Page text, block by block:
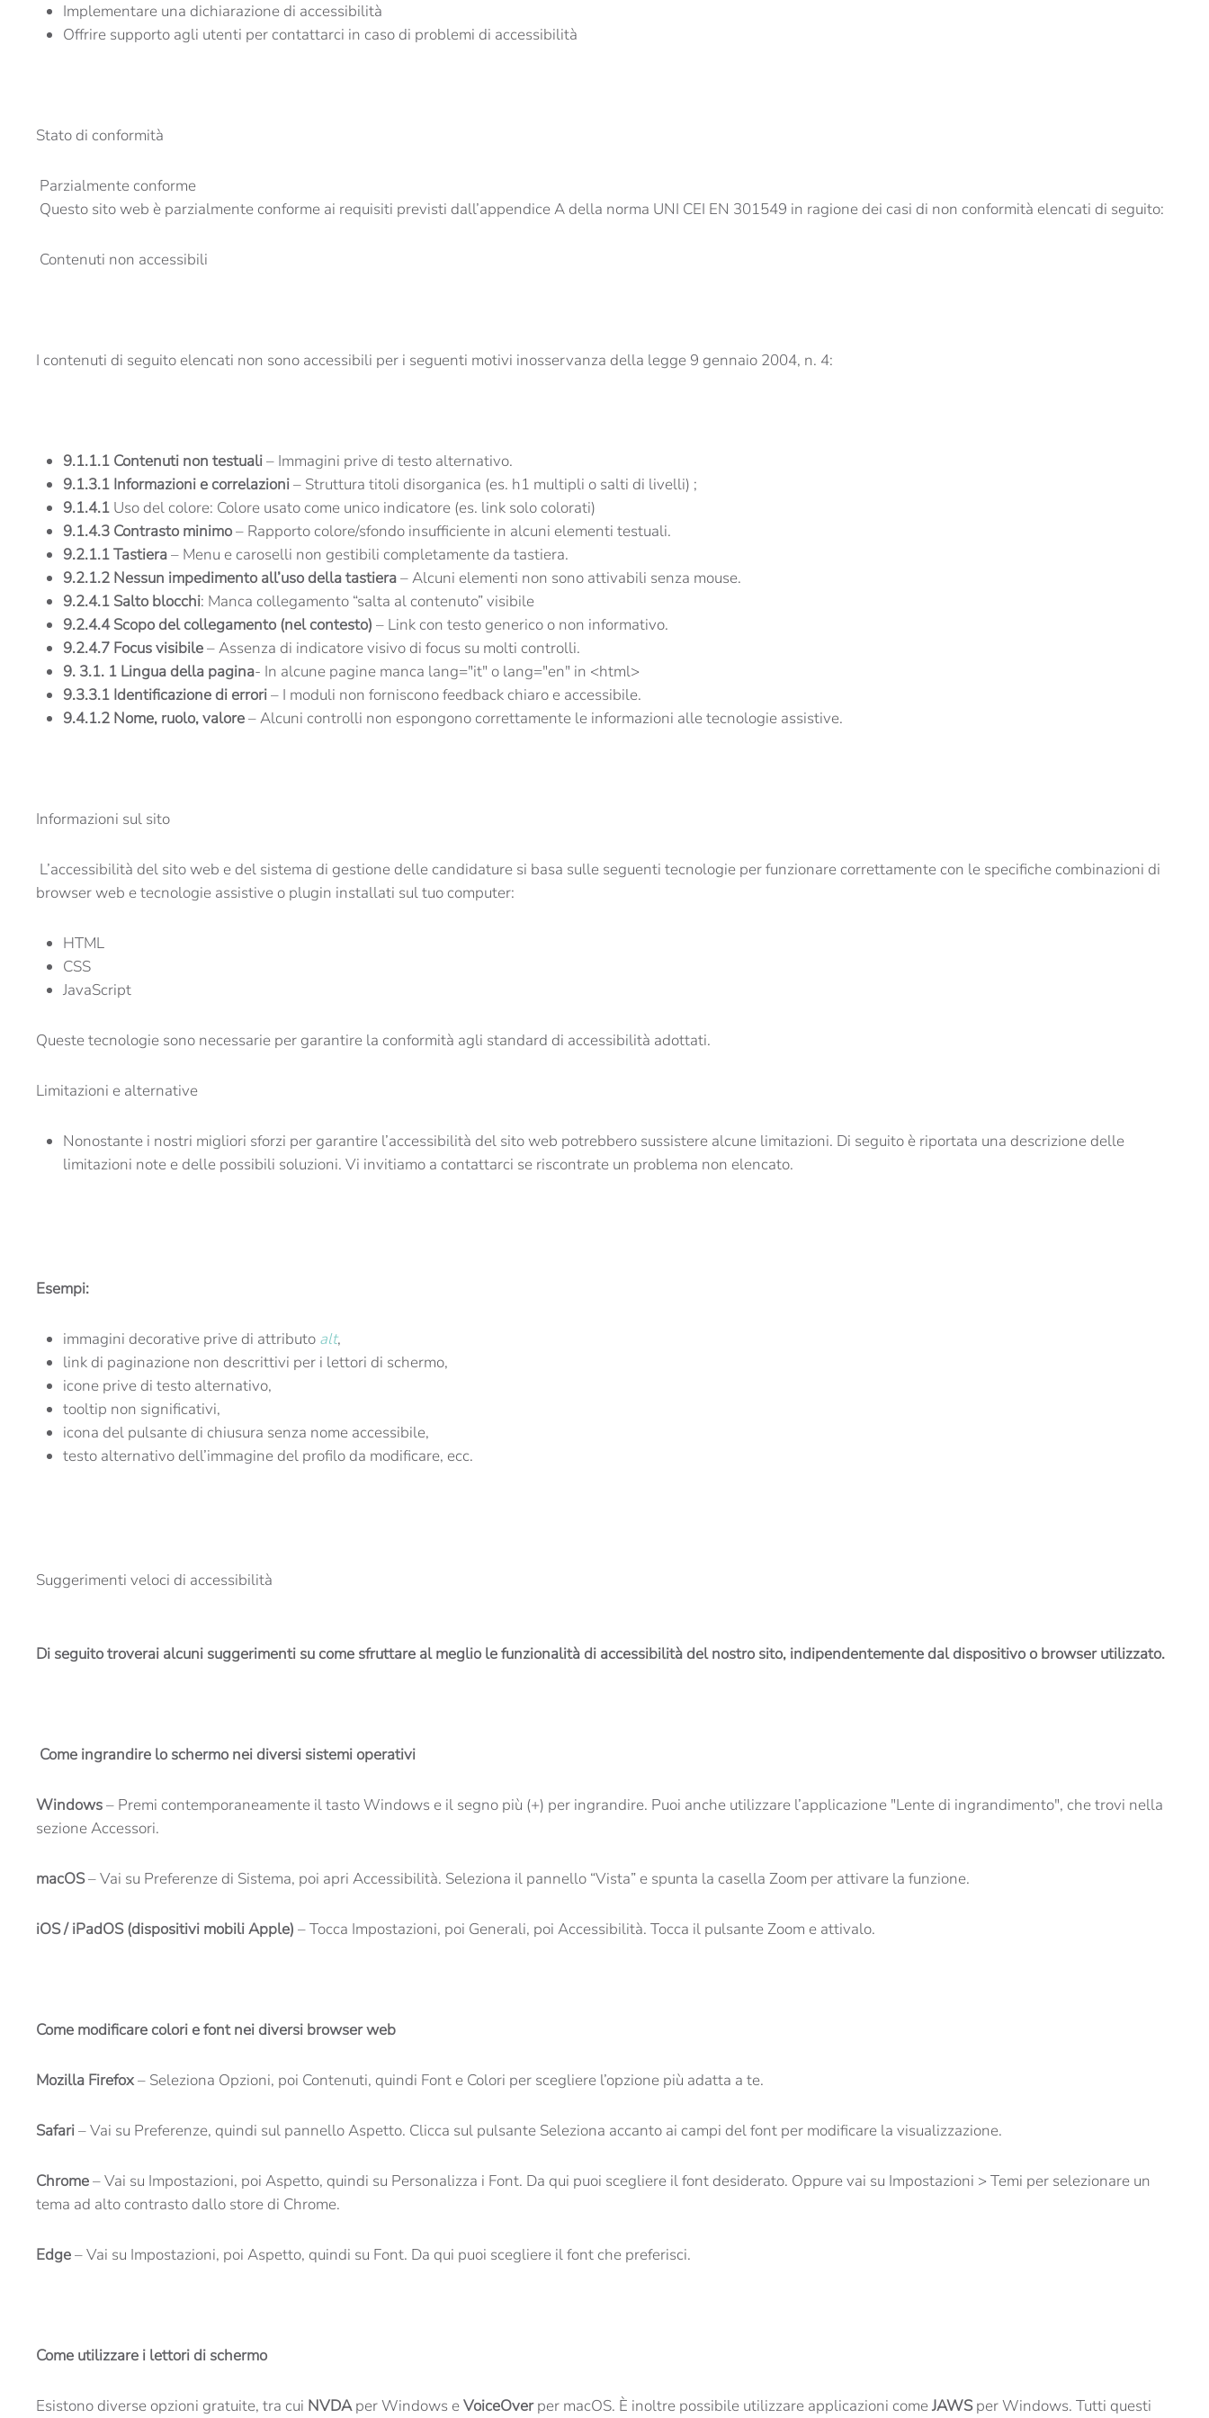
Implementare una dichiarazione di accessibilità
Offrire supporto agli utenti per contattarci in caso di problemi di accessibilità
Stato di conformità
Parzialmente conforme
Questo sito web è parzialmente conforme ai requisiti previsti dall’appendice A della norma UNI CEI EN 301549 in ragione dei casi di non conformità elencati di seguito:
Contenuti non accessibili
I contenuti di seguito elencati non sono accessibili per i seguenti motivi inosservanza della legge 9 gennaio 2004, n. 4:
9.1.1.1 Contenuti non testuali– Immagini prive di testo alternativo.
9.1.3.1 Informazioni e correlazioni– Struttura titoli disorganica (es. h1 multipli o salti di livelli) ;
9.1.4.1 Uso del colore: Colore usato come unico indicatore (es. link solo colorati)
9.1.4.3 Contrasto minimo– Rapporto colore/sfondo insufficiente in alcuni elementi testuali.
9.2.1.1 Tastiera– Menu e caroselli non gestibili completamente da tastiera.
9.2.1.2 Nessun impedimento all’uso della tastiera– Alcuni elementi non sono attivabili senza mouse.
9.2.4.1 Salto blocchi: Manca collegamento “salta al contenuto” visibile
9.2.4.4 Scopo del collegamento (nel contesto) – Link con testo generico o non informativo.
9.2.4.7 Focus visibile– Assenza di indicatore visivo di focus su molti controlli.
9. 3.1. 1 Lingua della pagina- In alcune pagine manca lang="it" o lang="en" in <html>
9.3.3.1 Identificazione di errori– I moduli non forniscono feedback chiaro e accessibile.
9.4.1.2 Nome, ruolo, valore– Alcuni controlli non espongono correttamente le informazioni alle tecnologie assistive.
Informazioni sul sito
L’accessibilità del sito web e del sistema di gestione delle candidature si basa sulle seguenti tecnologie per funzionare correttamente con le specifiche combinazioni di
browser web e tecnologie assistive o plugin installati sul tuo computer:
HTML
CSS
JavaScript
Queste tecnologie sono necessarie per garantire la conformità agli standard di accessibilità adottati.
Limitazioni e alternative
Nonostante i nostri migliori sforzi per garantire l’accessibilità del sito web potrebbero sussistere alcune limitazioni. Di seguito è riportata una descrizione delle
limitazioni note e delle possibili soluzioni. Vi invitiamo a contattarci se riscontrate un problema non elencato.
Esempi:
immagini decorative prive di attributo alt,
link di paginazione non descrittivi per i lettori di schermo,
icone prive di testo alternativo,
tooltip non significativi,
icona del pulsante di chiusura senza nome accessibile,
testo alternativo dell’immagine del profilo da modificare, ecc.
Suggerimenti veloci di accessibilità
Di seguito troverai alcuni suggerimenti su come sfruttare al meglio le funzionalità di accessibilità del nostro sito, indipendentemente dal dispositivo o browser utilizzato.
Come ingrandire lo schermo nei diversi sistemi operativi
Windows– Premi contemporaneamente il tasto Windows e il segno più (+) per ingrandire. Puoi anche utilizzare l’applicazione "Lente di ingrandimento", che trovi nella
sezione Accessori.
macOS– Vai su Preferenze di Sistema, poi apri Accessibilità. Seleziona il pannello “Vista” e spunta la casella Zoom per attivare la funzione.
iOS / iPadOS (dispositivi mobili Apple) – Tocca Impostazioni, poi Generali, poi Accessibilità. Tocca il pulsante Zoom e attivalo.
Come modificare colori e font nei diversi browser web
Mozilla Firefox– Seleziona Opzioni, poi Contenuti, quindi Font e Colori per scegliere l’opzione più adatta a te.
Safari– Vai su Preferenze, quindi sul pannello Aspetto. Clicca sul pulsante Seleziona accanto ai campi del font per modificare la visualizzazione.
Chrome– Vai su Impostazioni, poi Aspetto, quindi su Personalizza i Font. Da qui puoi scegliere il font desiderato. Oppure vai su Impostazioni > Temi per selezionare un
tema ad alto contrasto dallo store di Chrome.
Edge– Vai su Impostazioni, poi Aspetto, quindi su Font. Da qui puoi scegliere il font che preferisci.
Come utilizzare i lettori di schermo
Esistono diverse opzioni gratuite, tra cui NVDAper Windows eVoiceOverper macOS. È inoltre possibile utilizzare applicazioni comeJAWSper Windows. Tutti questi